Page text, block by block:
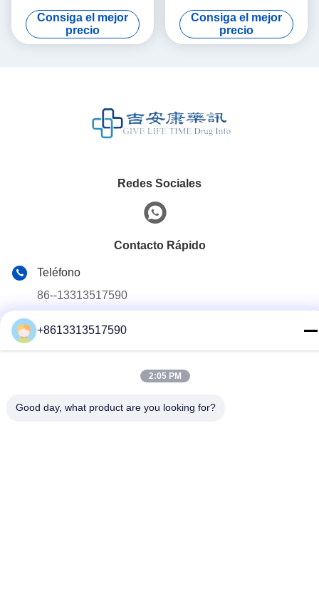
artículos para mujeres
Consiga el mejor
precio
Evaluaciones de riesgo
Pruebas genéticas para el
cáncer
Consiga el mejor
precio
Redes Sociales
Contacto Rápido
Teléfono
86--13313517590
El correo electrónico
que ha sido objeto de una infracción de este tipo se
+8613313517590
2:05 PM
Good day, what product are you looking for?